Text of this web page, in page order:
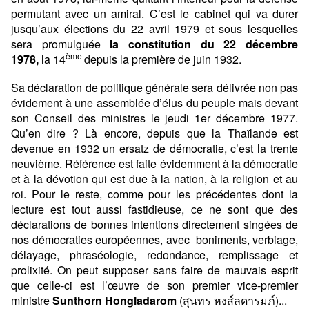
permutant avec un amiral. C’est le cabinet qui va durer
jusqu’aux élections du 22 avril 1979 et sous lesquelles
sera promulguée la constitution du 22 décembre
1978, la 14èmedepuis la première de juin 1932.
Sa déclaration de politique générale sera délivrée non pas
évidement à une assemblée d’élus du peuple mais devant
son Conseil des ministres le jeudi 1er décembre 1977.
Qu’en dire ? Là encore, depuis que la Thaïlande est
devenue en 1932 un ersatz de démocratie, c’est la trente
neuvième. Référence est faite évidemment à la démocratie
et à la dévotion qui est due à la nation, à la religion et au
roi. Pour le reste, comme pour les précédentes dont la
lecture est tout aussi fastidieuse, ce ne sont que des
déclarations de bonnes intentions directement singées de
nos démocraties européennes, avec boniments, verbiage,
délayage, phraséologie, redondance, remplissage et
prolixité. On peut supposer sans faire de mauvais esprit
que celle-ci est l’œuvre de son premier vice-premier
ministreSunthorn Hongladarom (สุนทร หงส์ลดารมภ์)...